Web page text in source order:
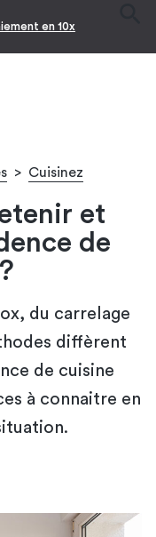
en 10x
> Cuisinez
et
de
du carrelage
diffèrent
de cuisine
à connaitre en